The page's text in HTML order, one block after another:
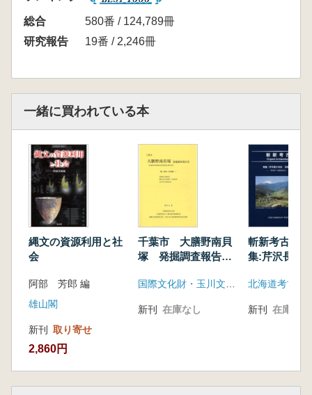
【論文】
工藤雄一郎 縄文時代草創期土器の煮炊きの内
容物と植物利用
【論文】
小畑弘己・真邉彩 韓国櫛文土器文化の土器圧
第2部 下宅部遺跡の植物利用と古環境に関す
る新たな研究成果
【論文】
吉川昌伸・工藤雄一郎 下宅部遺跡の花粉と年
代からみた縄文時代中期から晩期の植生史と植
物利用
【論文】
析からみた下宅部遺跡におけるウルシとクリの
資源管理
【調査研究活動報告】
吉川純子・小林和貴・工藤雄一郎 下宅部遺跡
から出土したウルシ属とヌルデ属果実
【論文】
千葉敏朗 下宅部遺跡から見た縄文時代の漆工
総合
580番 / 124,789冊
研究報告
19番 / 2,246冊
一緒に買われている本
縄文の資源利用と社
会
阿部 芳郎 編
雄山閣
新刊 取り寄せ
2,860円
千葉市 大膳野南貝
塚 発掘調査報告
冊
国際文化財・玉川文化財研究所共同企業体
新刊 在庫なし
斬新考古
集:芹沢長介
流をゆく
北海道考古学
新刊 在庫なし